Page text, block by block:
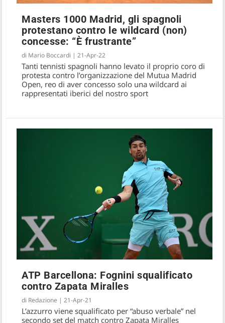
Masters 1000 Madrid, gli spagnoli
protestano contro le wildcard (non)
concesse: “È frustrante”
di Mario Boccardi |21-Apr-22
Tanti tennisti spagnoli hanno levato il proprio coro di
protesta contro l’organizzazione del Mutua Madrid
Open, reo di aver concesso solo una wildcard ai
rappresentati iberici del nostro sport
ATP Barcellona: Fognini squalificato
contro Zapata Miralles
di Redazione |21-Apr-21
L’azzurro viene squalificato per “abuso verbale” nel
secondo set del match contro Zapata Miralles